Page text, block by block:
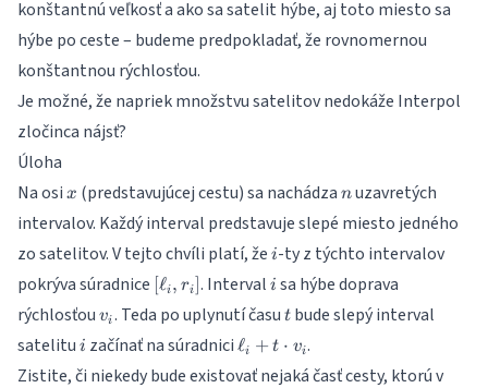
konštantnú veľkosť a ako sa satelit hýbe, aj toto miesto sa
hýbe po ceste – budeme predpokladať, že rovnomernou
konštantnou rýchlosťou.
Je možné, že napriek množstvu satelitov nedokáže Interpol
zločinca nájsť?
Úloha
Na osi x
x (predstavujúcej cestu) sa nachádza n
nuzavretých
intervalov. Každý interval predstavuje slepé miesto jedného
zo satelitov. V tejto chvíli platí, že i
i-ty z týchto intervalov
pokrýva súradnice [\ell_i,r_i]
ℓi, ri ]. Intervali
i sa hýbe doprava
rýchlosťou v_i
vi. Teda po uplynutí času t
tbude slepý interval
satelitu i
i začínať na súradnici \ell_i
ℓi + t ⋅ vi.
Zistite, či niekedy bude existovať nejaká časť cesty, ktorú v